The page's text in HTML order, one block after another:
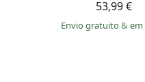
53,99 €
Envio gratuito& em